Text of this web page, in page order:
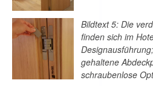
Bildtext 5: Die
finden sich im
gehaltene
schraubenlose